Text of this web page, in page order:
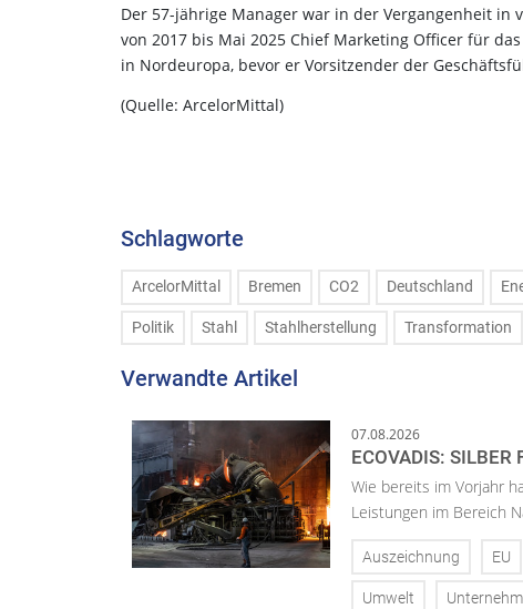
Der 57-jährige Manager war in der Vergangenheit
von 2017 bis Mai 2025 Chief Marketing Officer für
in Nordeuropa, bevor er Vorsitzender der
(Quelle: ArcelorMittal)
Schlagworte
ArcelorMittal Bremen CO2 Deutschland
Politik Stahl Stahlherstellung Transformation
Verwandte Artikel
07.08.2026
ECOVADIS: SILBER
Wie bereits im Vorjahr
Leistungen im Bereich
Auszeichnung EU
Umwelt